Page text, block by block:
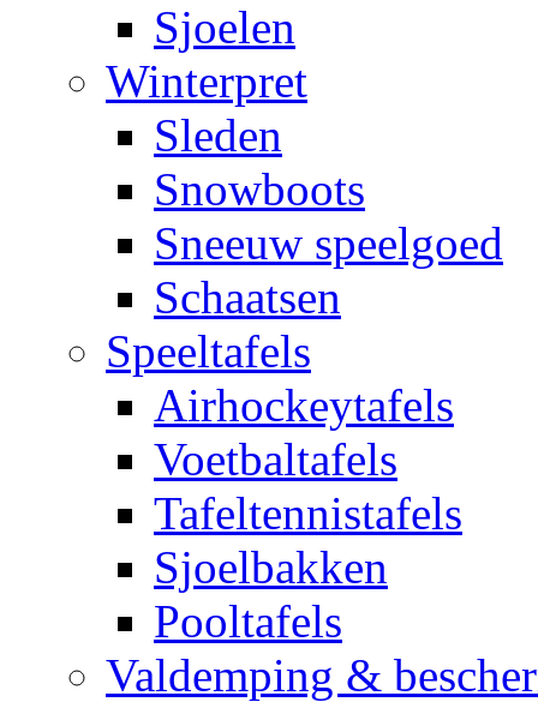
Sjoelen
Winterpret
Sleden
Snowboots
Sneeuw speelgoed
Schaatsen
Speeltafels
Airhockeytafels
Voetbaltafels
Tafeltennistafels
Sjoelbakken
Pooltafels
Valdemping &